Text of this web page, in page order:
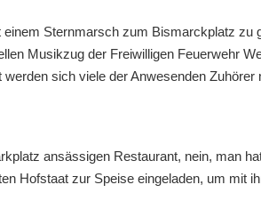
Sternmarsch zum Bismarckplatz zu
Musikzug der Freiwilligen Feuerwehr
sich viele der Anwesenden Zuhörer
ansässigen Restaurant, nein, man
Hofstaat zur Speise eingeladen, um mit